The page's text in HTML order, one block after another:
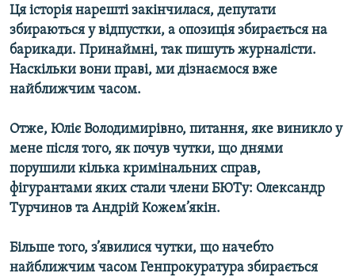
Ця історія нарешті закінчилася, депутати
збираються у відпустки, а опозиція збирається на
барикади. Принаймні, так пишуть журналісти.
Наскільки вони праві, ми дізнаємося вже
найближчим часом.
Отже, Юліє Володимирівно, питання, яке виникло у
мене після того, як почув чутки, що днями
порушили кілька кримінальних справ,
фігурантами яких стали члени БЮТу: Олександр
Турчинов та Андрій Кожем’якін.
Більше того, з’явилися чутки, що начебто
найближчим часом Генпрокуратура збирається